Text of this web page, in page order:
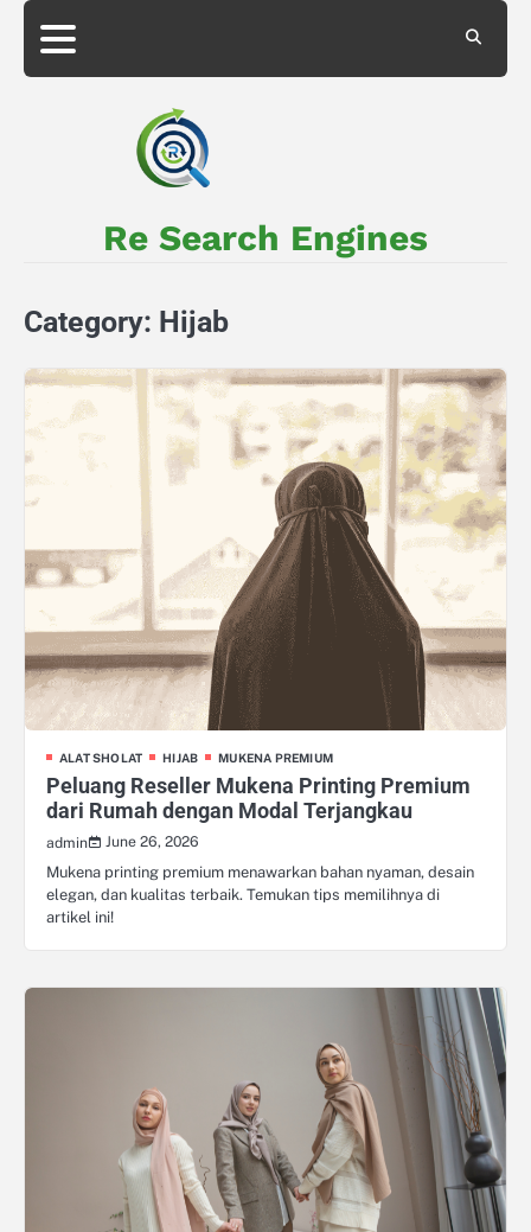
Skip
content
About
Privacy
Re Search Engines
Category: Hijab
ALAT SHOLAT HIJAB MUKENA PREMIUM
Peluang Reseller Mukena Printing Premium
dari Rumah dengan Modal Terjangkau
admin
June 26, 2026
Mukena printing premium menawarkan bahan nyaman, desain
elegan, dan kualitas terbaik. Temukan tips memilihnya di
artikel ini!